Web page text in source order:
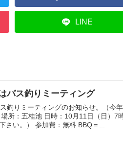
LINE
バス釣りミーティング
釣りミーティングのお知らせ。（今
場所：五桂池 日時：10月11日（日）
さい。） 参加費：無料 BBQ＝...